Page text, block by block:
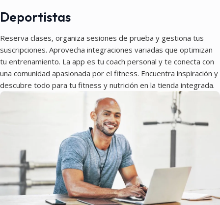
Deportistas
Reserva clases, organiza sesiones de prueba y gestiona tus
suscripciones. Aprovecha integraciones variadas que optimizan
tu entrenamiento. La app es tu coach personal y te conecta con
una comunidad apasionada por el fitness. Encuentra inspiración y
descubre todo para tu fitness y nutrición en la tienda integrada.